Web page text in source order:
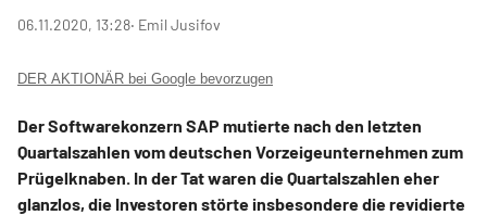
06.11.2020, 13:28‧ Emil Jusifov
DER AKTIONÄR bei Google bevorzugen
Der Softwarekonzern SAP mutierte nach den letzten
Quartalszahlen vom deutschen Vorzeigeunternehmen zum
Prügelknaben. In der Tat waren die Quartalszahlen eher
glanzlos, die Investoren störte insbesondere die revidierte